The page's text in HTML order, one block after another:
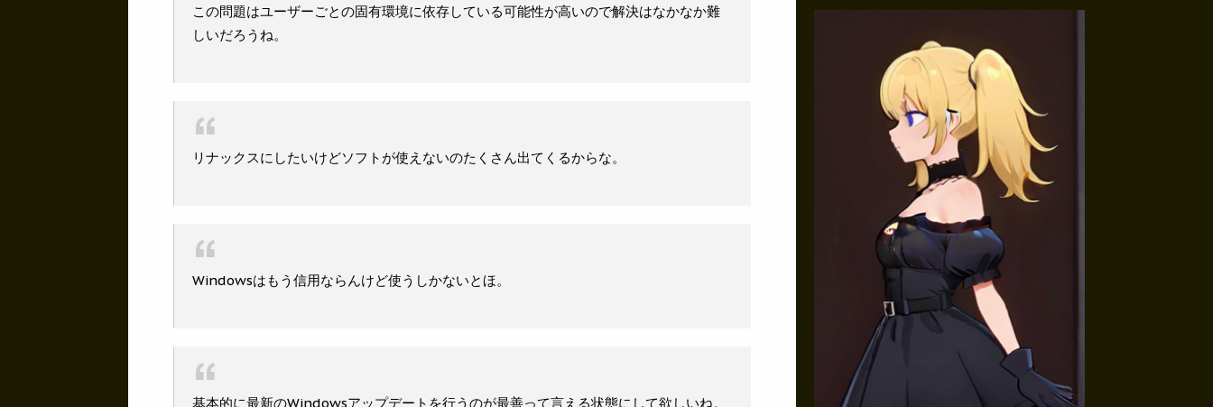
この問題はユーザーごとの固有環境に依存している可能性が高いので解決はなかなか難
しいだろうね。
リナックスにしたいけどソフトが使えないのたくさん出てくるからな。
Windowsはもう信用ならんけど使うしかないとほ。
基本的に最新のWindowsアップデートを行うのが最善って言える状態にして欲しいね。